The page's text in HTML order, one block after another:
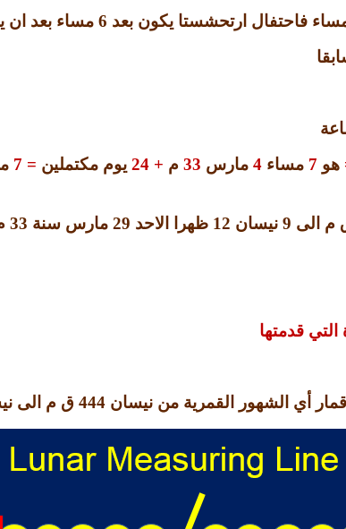
فاحتفال ارتحشستا يكون بعد 6 مساء بعد ان
هو 7 مساء 4 مارس 33 م +
24 يوم مكتملين = 7
م الى 9 نيسان 12 ظهرا الاحد 29 مارس سنة 33
التي قدمتها
أي الشهور القمرية من نيسان 444 ق م الى